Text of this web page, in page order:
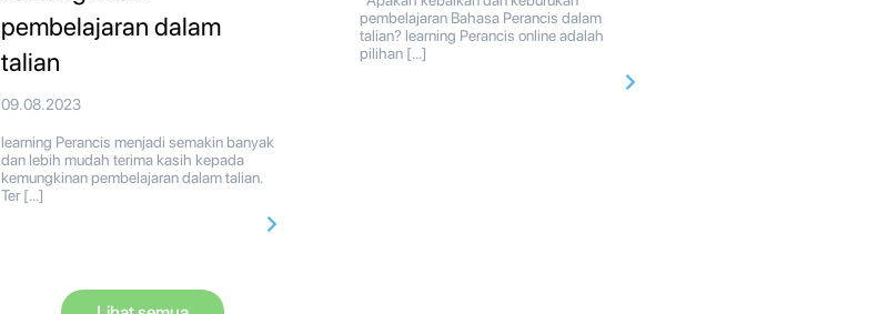
pembelajaran dalam
talian
09.08.2023
learning Perancis menjadi semakin banyak
dan lebih mudah terima kasih kepada
kemungkinan pembelajaran dalam talian.
Ter […]
pembelajaran Bahasa Perancis dalam
talian? learning Perancis online adalah
pilihan […]